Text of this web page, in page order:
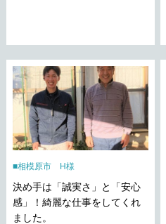
相模原市 H様
決め手は「誠実さ」と「安心
感」！綺麗な仕事をしてくれ
ました。